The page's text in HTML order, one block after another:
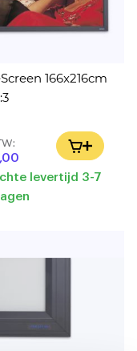
166x216cm
IN
levertijd 3-7